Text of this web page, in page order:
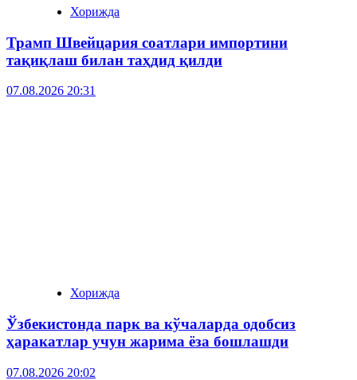
Хорижда
Трамп Швейцария соатлари импортини
тақиқлаш билан таҳдид қилди
07.08.2026 20:31
Хорижда
Ўзбекистонда парк ва кўчаларда одобсиз
ҳаракатлар учун жарима ёза бошлашди
07.08.2026 20:02